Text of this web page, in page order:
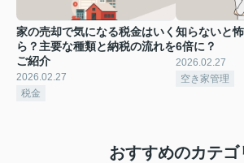
家の売却で気になる税金はいく
ら？主要な種類と納税の流れを
ご紹介
2026.02.27
税金
知らないと
6倍に？
2026.02.27
空き家管理
おすすめのカテゴ